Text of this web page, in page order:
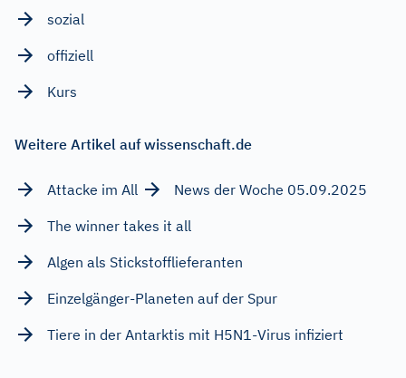
sozial
offiziell
Kurs
Weitere Artikel auf wissenschaft.de
Attacke im All
News der Woche 05.09.2025
The winner takes it all
Algen als Stickstofflieferanten
Einzelgänger-Planeten auf der Spur
Tiere in der Antarktis mit H5N1-Virus infiziert